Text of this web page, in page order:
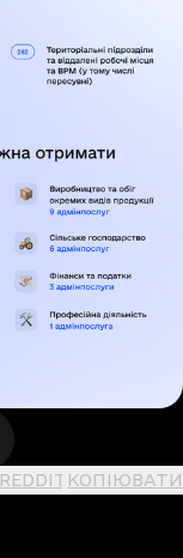
REDDIT КОПІЮВАТИ